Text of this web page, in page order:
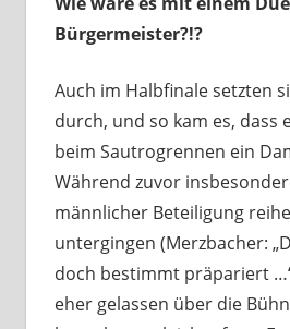
Bürgermeister?!?
Auch im Halbfinale setzten
durch, und so kam es, dass
beim Sautrogrennen ein
Während zuvor
männlicher Beteiligung
untergingen (Merzbacher:
doch bestimmt präpariert
eher gelassen über die